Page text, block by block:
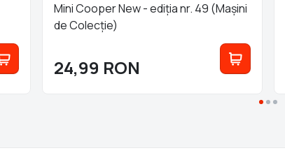
Mini Cooper New - ediția nr. 49 (Mașini
de Colecție)
24,99 RON